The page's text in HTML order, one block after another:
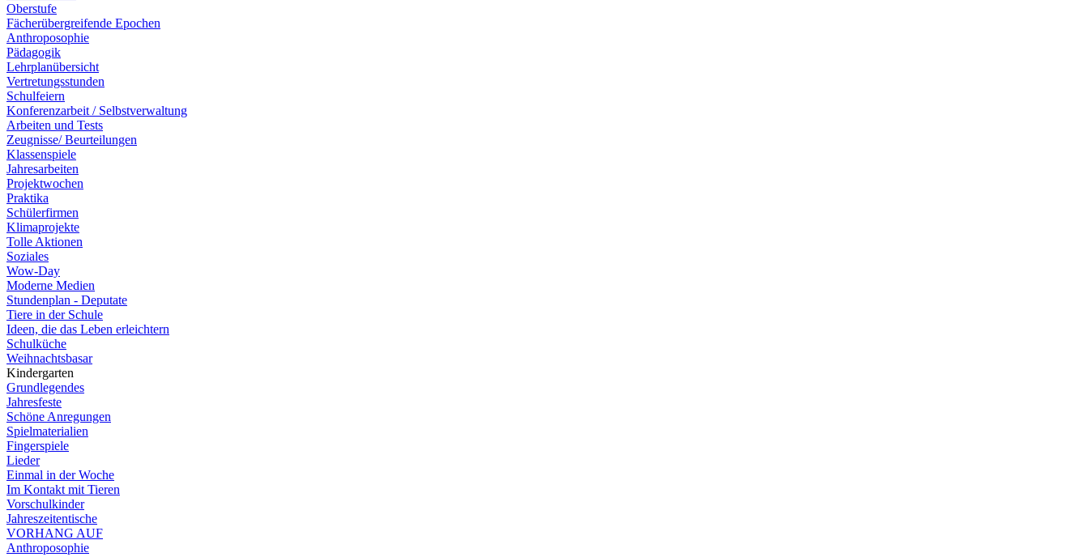
Oberstufe
Fächerübergreifende Epochen
Anthroposophie
Pädagogik
Lehrplanübersicht
Vertretungsstunden
Schulfeiern
Konferenzarbeit / Selbstverwaltung
Arbeiten und Tests
Zeugnisse/ Beurteilungen
Klassenspiele
Jahresarbeiten
Projektwochen
Praktika
Schülerfirmen
Klimaprojekte
Tolle Aktionen
Soziales
Wow-Day
Moderne Medien
Stundenplan - Deputate
Tiere in der Schule
Ideen, die das Leben erleichtern
Schulküche
Weihnachtsbasar
Kindergarten
Grundlegendes
Jahresfeste
Schöne Anregungen
Spielmaterialien
Fingerspiele
Lieder
Einmal in der Woche
Im Kontakt mit Tieren
Vorschulkinder
Jahreszeitentische
VORHANG AUF
Anthroposophie